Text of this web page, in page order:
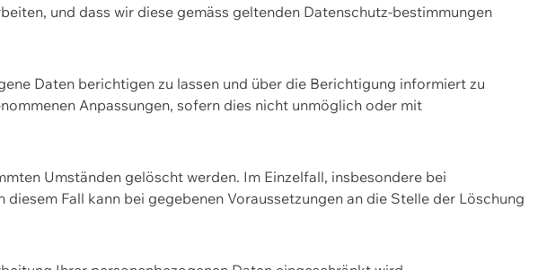
und dass wir diese gemäss geltenden Datenschutz-bestimmungen
Daten berichtigen zu lassen und über die Berichtigung informiert zu
Anpassungen, sofern dies nicht unmöglich oder mit
Umständen gelöscht werden. Im Einzelfall, insbesondere bei
Fall kann bei gegebenen Voraussetzungen an die Stelle der Löschung